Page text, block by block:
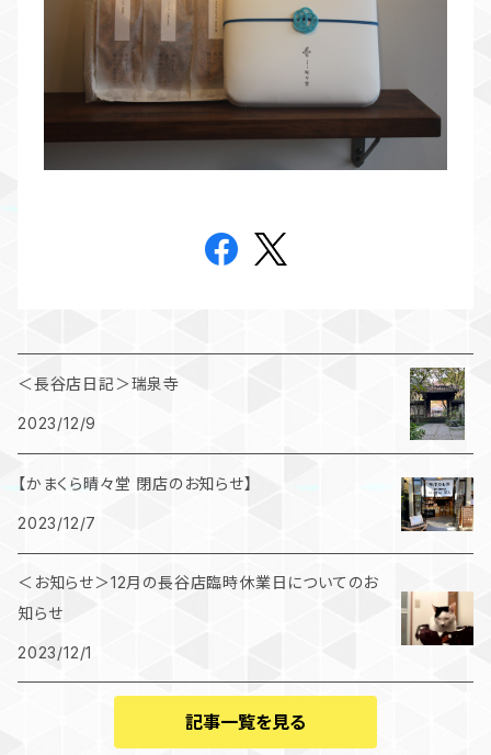
＜長谷店日記＞瑞泉寺
2023/12/9
【かまくら晴々堂 閉店のお知らせ】
2023/12/7
＜お知らせ＞12月の長谷店臨時休業日についてのお
知らせ
2023/12/1
記事一覧を見る